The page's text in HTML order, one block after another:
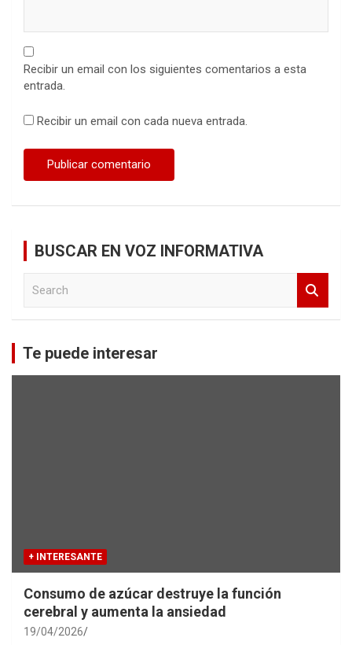
Recibir un email con los siguientes comentarios a esta
entrada.
Recibir un email con cada nueva entrada.
BUSCAR EN VOZ INFORMATIVA
c
h
Te puede interesar
+ INTERESANTE
Consumo de azúcar destruye la función
cerebral y aumenta la ansiedad
19/04/2026